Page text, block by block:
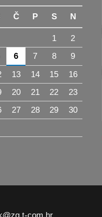
Č P S N
1
2
6 7 8
9
13 14 15
16
20 21 22
23
27 28 29
30